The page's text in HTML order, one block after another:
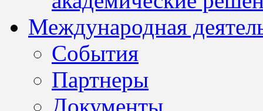
Международная
События
Партнеры
Документы